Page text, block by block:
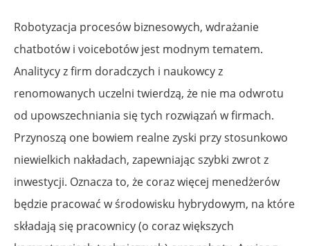
Robotyzacja procesów biznesowych, wdrażanie
chatbotów i voicebotów jest modnym tematem.
Analitycy z firm doradczych i naukowcy z
renomowanych uczelni twierdzą, że nie ma odwrotu
od upowszechniania się tych rozwiązań w firmach.
Przynoszą one bowiem realne zyski przy stosunkowo
niewielkich nakładach, zapewniając szybki zwrot z
inwestycji. Oznacza to, że coraz więcej menedżerów
będzie pracować w środowisku hybrydowym, na które
składają się pracownicy (o coraz większych